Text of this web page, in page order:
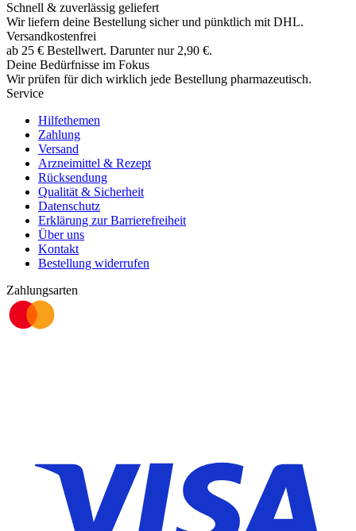
Schnell & zuverlässig geliefert
Wir liefern deine Bestellung sicher und pünktlich mit DHL.
Versandkostenfrei
ab 25 € Bestellwert. Darunter nur 2,90 €.
Deine Bedürfnisse im Fokus
Wir prüfen für dich wirklich jede Bestellung pharmazeutisch.
Service
Hilfethemen
Zahlung
Versand
Arzneimittel & Rezept
Rücksendung
Qualität & Sicherheit
Datenschutz
Erklärung zur Barrierefreiheit
Über uns
Kontakt
Bestellung widerrufen
Zahlungsarten